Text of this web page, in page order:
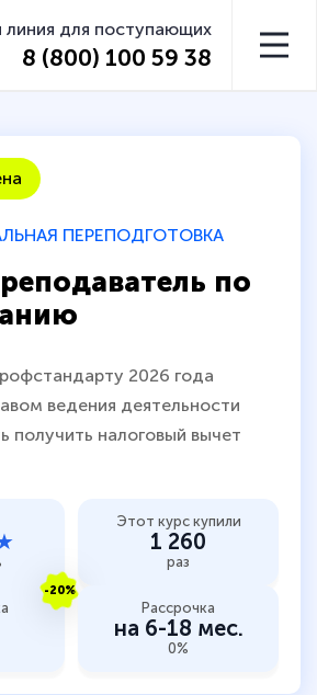
линия для поступающих
8 (800) 100 59 38
ПЕРЕПОДГОТОВКА
по
2026 года
ведения деятельности
получить налоговый вычет
Этот курс купили
1 260
раз
-20%
Рассрочка
на 6-18 мес.
0%